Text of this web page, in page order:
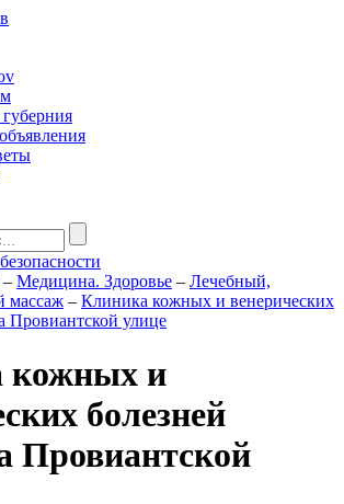
– Медицина. Здоровье – Лечебный,
массаж – Клиника кожных и венерических
улице
кожных и
болезней